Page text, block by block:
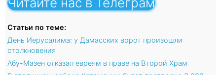
Статьи по теме:
День Иерусалима: у Дамасских ворот произошли
столкновения
Абу-Мазен отказал евреям в праве на Второй Храм